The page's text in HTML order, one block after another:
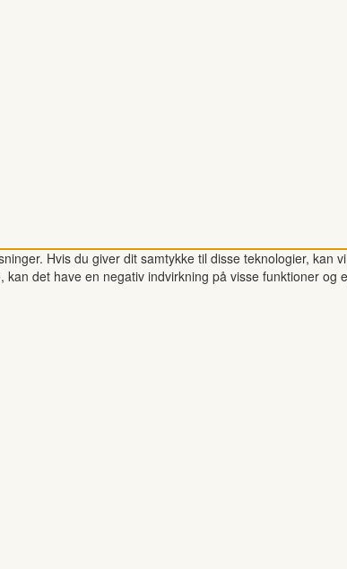
Hvis du giver dit samtykke til disse teknologier, kan
det have en negativ indvirkning på visse funktioner og